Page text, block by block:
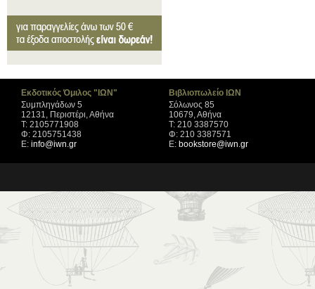
Εκδοτικός Όμιλος "ΙΩΝ"
Συμπληγάδων 5
12131, Περιστέρι, Αθήνα
Τ: 2105771908
Φ: 2105751438
Ε: info@iwn.gr
Βιβλιοπωλείο ΙΩΝ
Σόλωνος 85
10679, Αθήνα
Τ: 210 3387570
Φ: 210 3387571
Ε: bookstore@iwn.gr